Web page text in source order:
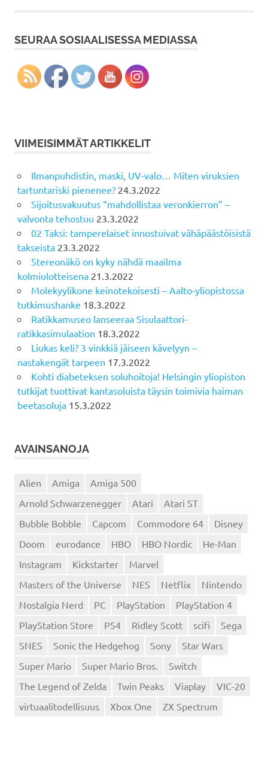
SEURAA SOSIAALISESSA MEDIASSA
VIIMEISIMMÄT ARTIKKELIT
Ilmanpuhdistin, maski, UV-valo… Miten viruksien
tartuntariski pienenee? 24.3.2022
Sijoitusvakuutus “mahdollistaa veronkierron” –
valvonta tehostuu 23.3.2022
02 Taksi: tamperelaiset innostuivat vähäpäästöisistä
takseista 23.3.2022
Stereonäkö on kyky nähdä maailma
kolmiulotteisena 21.3.2022
Molekyylikone keinotekoisesti – Aalto-yliopistossa
tutkimushanke 18.3.2022
Ratikkamuseo lanseeraa Sisulaattori-
ratikkasimulaation 18.3.2022
Liukas keli? 3 vinkkiä jäiseen kävelyyn –
nastakengät tarpeen 17.3.2022
Kohti diabeteksen soluhoitoja! Helsingin yliopiston
tutkijat tuottivat kantasoluista täysin toimivia haiman
beetasoluja 15.3.2022
AVAINSANOJA
Alien Amiga
Amiga 500
Arnold Schwarzenegger
Atari
Atari ST
Bubble Bobble
Capcom Commodore 64
Disney
Doom
eurodance HBO HBO Nordic
He-Man
Instagram
Kickstarter
Marvel
Masters of the Universe
NES Netflix
Nintendo
Nostalgia Nerd
PC PlayStation
PlayStation 4
PlayStation Store
PS4 Ridley Scott scifi
Sega
SNES
Sonic the Hedgehog Sony
Star Wars
Super Mario
Super Mario Bros.
Switch
The Legend of Zelda
Twin Peaks Viaplay
VIC-20
virtuaalitodellisuus
Xbox One ZX Spectrum